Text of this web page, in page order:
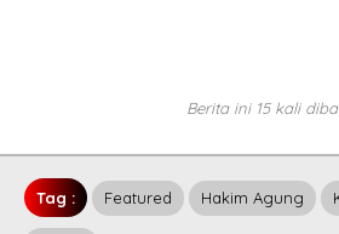
Berita ini 15 kali
Tag : Featured Hakim Agung